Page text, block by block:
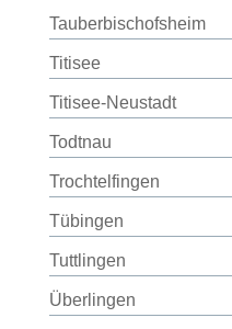
Tauberbischofsheim
Titisee
Titisee-Neustadt
Todtnau
Trochtelfingen
Tübingen
Tuttlingen
Überlingen